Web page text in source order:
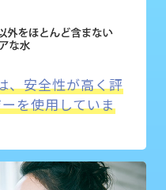
、安全性が高く評
を使用していま